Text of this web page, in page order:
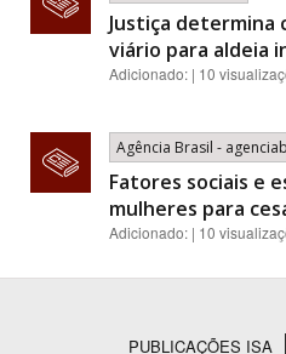
Justiça determina
viário para aldeia
Adicionado: | 10
Agência Brasil -
Fatores sociais e
mulheres para
Adicionado: | 10
PUBLICAÇÕES ISA